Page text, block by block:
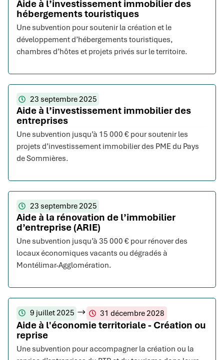
Aide à l’investissement immobilier des
hébergements touristiques
Une subvention pour soutenir la création et le
développement d’hébergements touristiques,
chambres d’hôtes et projets privés sur le territoire.
23 septembre 2025
Aide à l’investissement immobilier des
entreprises
Une subvention jusqu’à 15 000 € pour soutenir les
projets d’investissement immobilier des PME du Pays
de Sommières.
23 septembre 2025
Aide à la rénovation de l’immobilier
d’entreprise (ARIE)
Une subvention jusqu’à 35 000 € pour rénover des
locaux économiques vacants ou dégradés à
Montélimar-Agglomération.
9 juillet 2025 31 décembre 2028
Aide à l'économie territoriale - Création ou
reprise
Une subvention pour accompagner la création ou la